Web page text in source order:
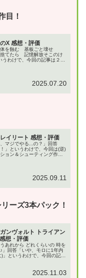
目！
X 感想・評価
を蝕む 基板ごと壊せ
てたら 記憶解放そこのけ
わけで、今回の記事は２D
2025.07.20
イリート 感想・評価
マジでやる...の？」回答
」というわけで、今回は(逆)
ョン＆シューティング作
2025.09.11
ーズ3本パック！
ンヴォルト トライアン
想・評価
あれから どれくらいの 時を
」回答「いや、モロに1年内
というわけで、今回の記事
2025.11.03